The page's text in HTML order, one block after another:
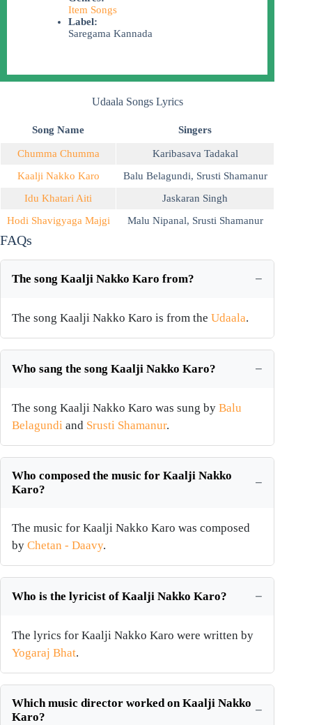
Item Songs
Label:
Saregama Kannada
Udaala Songs Lyrics
Song Name Singers
Chumma Chumma
Karibasava Tadakal
Kaalji Nakko Karo
Balu Belagundi, Srusti Shamanur
Idu Khatari Aiti
Jaskaran Singh
Hodi Shavigyaga Majgi
Malu Nipanal, Srusti Shamanur
FAQs
The song Kaalji Nakko Karo from?
The song Kaalji Nakko Karo is from the Udaala.
Who sang the song Kaalji Nakko Karo?
The song Kaalji Nakko Karo was sung by Balu
Belagundi and Srusti Shamanur.
Who composed the music for Kaalji Nakko
Karo?
The music for Kaalji Nakko Karo was composed
by Chetan - Daavy.
Who is the lyricist of Kaalji Nakko Karo?
The lyrics for Kaalji Nakko Karo were written by
Yogaraj Bhat.
Which music director worked on Kaalji Nakko
Karo?